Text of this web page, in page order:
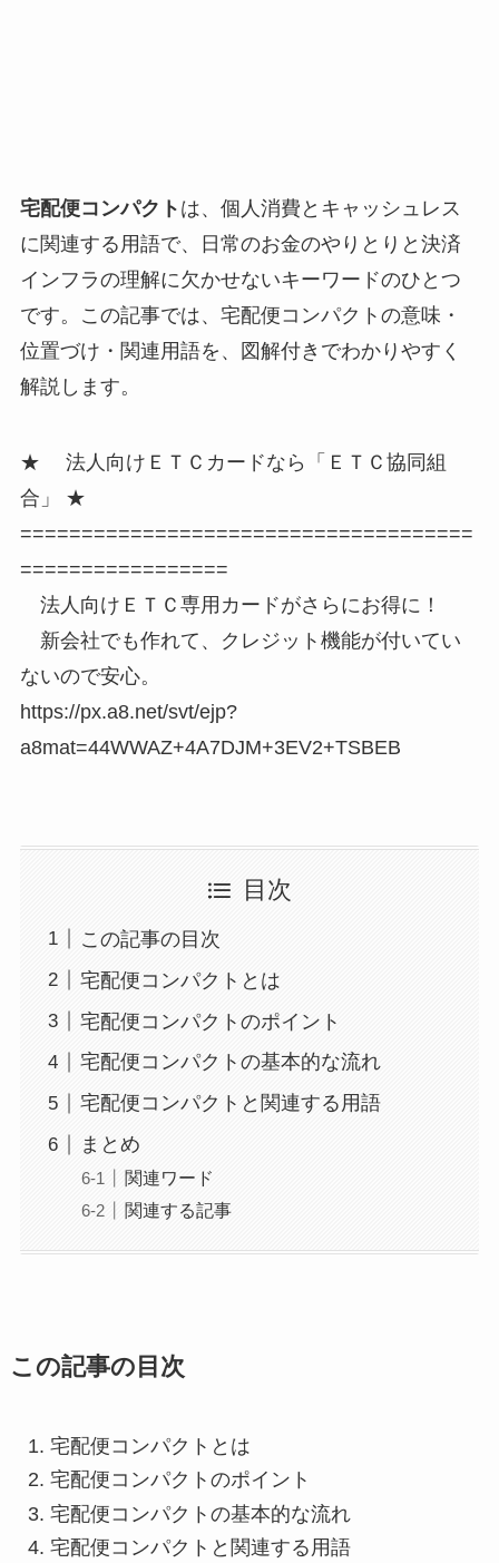
宅配便コンパクト は、個人消費とキャッシュレス
に関連する用語で、日常のお金のやりとりと決済
インフラの理解に欠かせないキーワードのひとつ
です。この記事では、宅配便コンパクトの意味・
位置づけ・関連用語を、図解付きでわかりやすく
解説します。
★ 法人向けＥＴＣカードなら「ＥＴＣ協同組
合」 ★
=====================================
=================
法人向けＥＴＣ専用カードがさらにお得に！
新会社でも作れて、クレジット機能が付いてい
ないので安心。
https://px.a8.net/svt/ejp?
a8mat=44WWAZ+4A7DJM+3EV2+TSBEB
目次
この記事の目次
宅配便コンパクトとは
宅配便コンパクトのポイント
宅配便コンパクトの基本的な流れ
宅配便コンパクトと関連する用語
まとめ
関連ワード
関連する記事
この記事の目次
宅配便コンパクトとは
宅配便コンパクトのポイント
宅配便コンパクトの基本的な流れ
宅配便コンパクトと関連する用語